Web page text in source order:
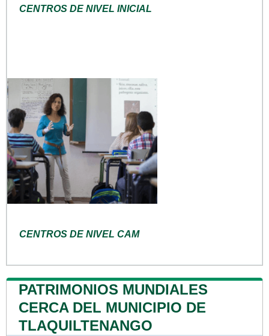
CENTROS DE NIVEL INICIAL
CENTROS DE NIVEL CAM
PATRIMONIOS MUNDIALES
CERCA DEL MUNICIPIO DE
TLAQUILTENANGO